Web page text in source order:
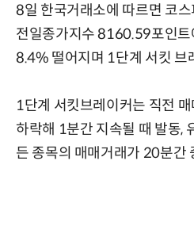
8일 한국거래소에 따르면 코
전일종가지수 8160.59포인
8.4% 떨어지며 1단계 서킷 브
1단계 서킷브레이커는 직전
하락해 1분간 지속될 때 발동,
든 종목의 매매거래가 20분간